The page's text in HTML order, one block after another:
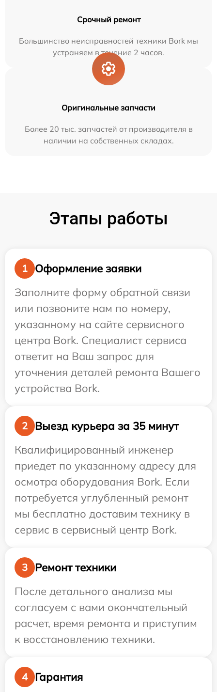
Срочный ремонт
Большинство неисправностей техники Bork мы
устраняем в течение 2 часов.
Оригинальные запчасти
Более 20 тыс. запчастей от производителя в
наличии на собственных складах.
Этапы работы
1
Оформление заявки
Заполните форму обратной связи
или позвоните нам по номеру,
указанному на сайте сервисного
центра Bork. Специалист сервиса
ответит на Ваш запрос для
уточнения деталей ремонта Вашего
устройства Bork.
2
Выезд курьера за 35 минут
Квалифицированный инженер
приедет по указанному адресу для
осмотра оборудования Bork. Если
потребуется углубленный ремонт
мы бесплатно доставим технику в
сервис в сервисный центр Bork.
3
Ремонт техники
После детального анализа мы
согласуем с вами окончательный
расчет, время ремонта и приступим
к восстановлению техники.
4 Гарантия